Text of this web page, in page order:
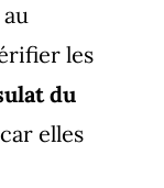
les
du
elles